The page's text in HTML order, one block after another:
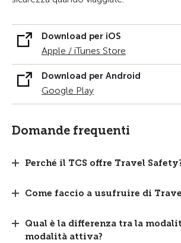
Download per iOS
Apple / iTunes Store
Download per Android
Google Play
Domande frequenti
Perché il TCS offre Travel
Come faccio a usufruire di
Qual è la differenza tra la
modalità attiva?